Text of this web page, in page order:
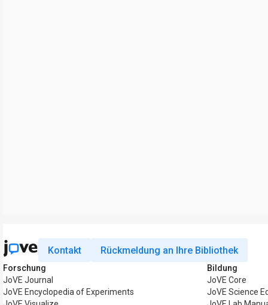
Kontakt Rückmeldung an Ihre Bibliothek
Forschung
JoVE Journal
JoVE Encyclopedia of Experiments
Bildung
JoVE Core
JoVE Science